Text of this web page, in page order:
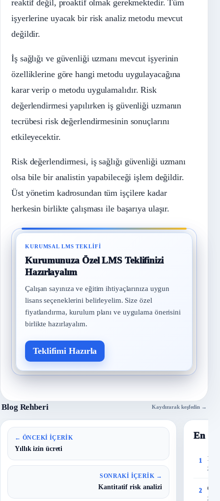
reaktif değil, proaktif olmak gerekmektedir. Tüm
işyerlerine uyacak bir risk analiz metodu mevcut
değildir.
İş sağlığı ve güvenliği uzmanı mevcut işyerinin
özelliklerine göre hangi metodu uygulayacağına
karar verip o metodu uygulamalıdır. Risk
değerlendirmesi yapılırken iş güvenliği uzmanın
tecrübesi risk değerlendirmesinin sonuçlarını
etkileyecektir.
Risk değerlendirmesi, iş sağlığı güvenliği uzmanı
olsa bile bir analistin yapabileceği işlem değildir.
Üst yönetim kadrosundan tüm işçilere kadar
herkesin birlikte çalışması ile başarıya ulaşır.
KURUMSAL LMS TEKLIFI
Kurumunuza Özel LMS Teklifinizi
Hazırlayalım
Çalışan sayınıza ve eğitim ihtiyaçlarınıza uygun
lisans seçeneklerini belirleyelim. Size özel
fiyatlandırma, kurulum planı ve uygulama önerisini
birlikte hazırlayalım.
Teklifimi Hazırla
Blog Rehberi Kaydırarak keşfedin →
← ÖNCEKI İÇERIK
Yıllık izin ücreti
SONRAKI İÇERIK →
Kantitatif risk analizi
En
1 150
27
2
28